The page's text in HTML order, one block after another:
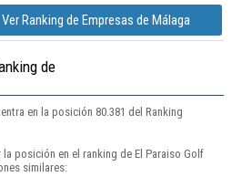
Ver Ranking de Empresas de Málaga
de
en la posición 80.381 del Ranking
posición en el ranking de El Paraiso Golf
similares: